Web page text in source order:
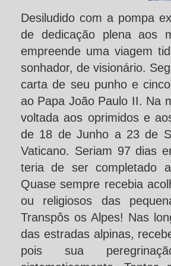
Desiludido com a pompa
de dedicação plena aos
empreende uma viagem
sonhador, de visionário.
carta de seu punho e
ao Papa João Paulo II. Na
voltada aos oprimidos e
de 18 de Junho a 23 de
Vaticano. Seriam 97 dias
teria de ser completado
Quase sempre recebia
ou religiosos das
Transpôs os Alpes! Nas
das estradas alpinas,
pois sua